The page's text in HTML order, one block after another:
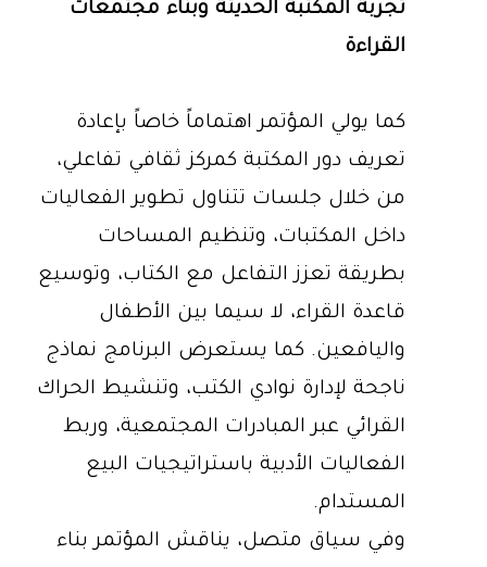
تجربة المكتبة الحديثة وبناء مجتمعات
القراءة
كما يولي المؤتمر اهتماماً خاصاً بإعادة
تعريف دور المكتبة كمركز ثقافي تفاعلي،
من خلال جلسات تتناول تطوير الفعاليات
داخل المكتبات، وتنظيم المساحات
بطريقة تعزز التفاعل مع الكتاب، وتوسيع
قاعدة القراء، لا سيما بين الأطفال
واليافعين. كما يستعرض البرنامج نماذج
ناجحة لإدارة نوادي الكتب، وتنشيط الحراك
القرائي عبر المبادرات المجتمعية، وربط
الفعاليات الأدبية باستراتيجيات البيع
المستدام.
وفي سياق متصل، يناقش المؤتمر بناء